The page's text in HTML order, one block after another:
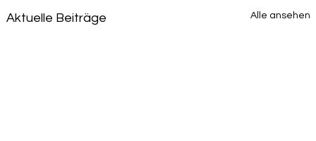
Aktuelle Beiträge Alle ansehen